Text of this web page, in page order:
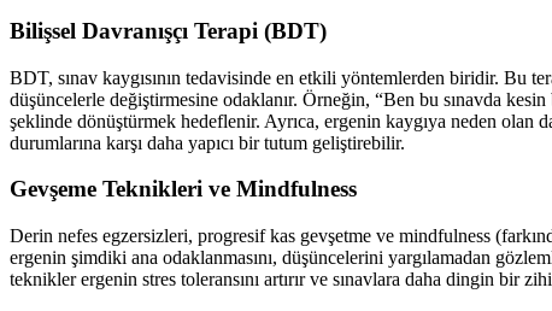
Bilişsel Davranışçı Terapi (BDT)
BDT, sınav kaygısının tedavisinde en etkili yöntemlerden biridir. Bu
düşüncelerle değiştirmesine odaklanır. Örneğin, “Ben bu sınavda
şeklinde dönüştürmek hedeflenir. Ayrıca, ergenin kaygıya neden olan
durumlarına karşı daha yapıcı bir tutum geliştirebilir.
Gevşeme Teknikleri ve Mindfulness
Derin nefes egzersizleri, progresif kas gevşetme ve mindfulness
ergenin şimdiki ana odaklanmasını, düşüncelerini yargılamadan
teknikler ergenin stres toleransını artırır ve sınavlara daha dingin bir